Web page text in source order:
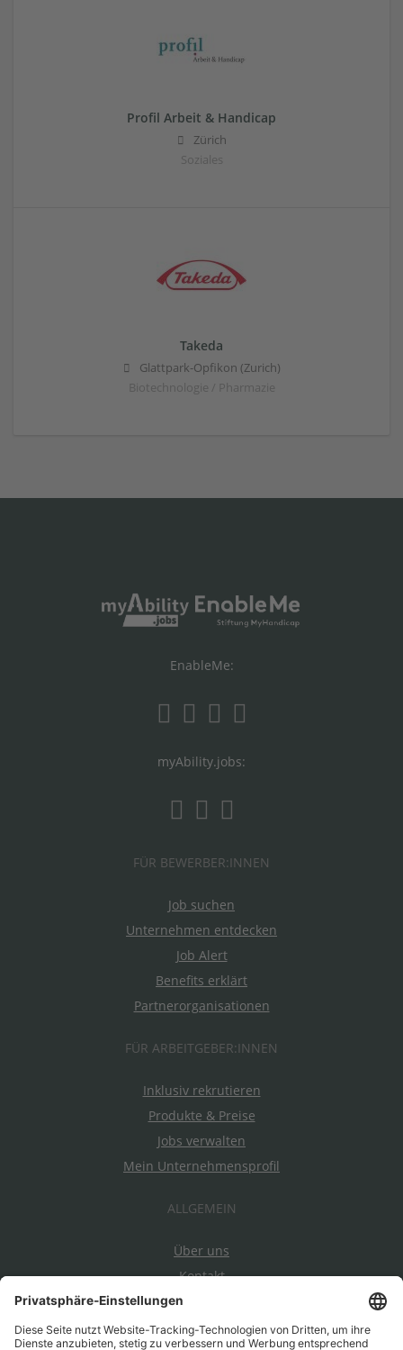
Profil Arbeit & Handicap
Zürich
Soziales
Takeda
Glattpark-Opfikon (Zurich)
Biotechnologie / Pharmazie
EnableMe:
myAbility.jobs:
FÜR BEWERBER:INNEN
Job suchen
Unternehmen entdecken
Job Alert
Benefits erklärt
Partnerorganisationen
FÜR ARBEITGEBER:INNEN
Inklusiv rekrutieren
Produkte & Preise
Jobs verwalten
Mein Unternehmensprofil
ALLGEMEIN
Über uns
Kontakt
Datenschutz
Impressum